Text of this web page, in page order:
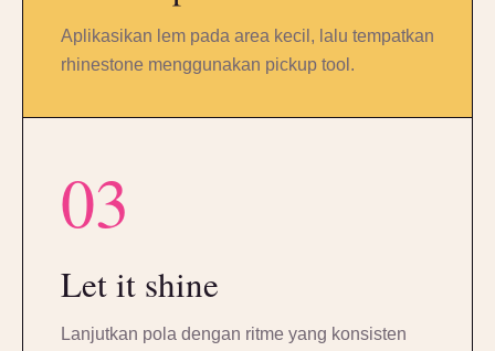
Aplikasikan lem pada area kecil, lalu tempatkan
rhinestone menggunakan pickup tool.
03
Let it shine
Lanjutkan pola dengan ritme yang konsisten